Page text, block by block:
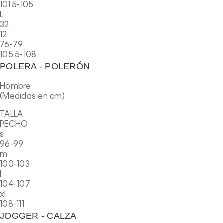
101.5-105
L
32
12
76-79
105.5-108
POLERA - POLERÓN
Hombre
(Medidas en cm)
TALLA
PECHO
s
96-99
m
100-103
104-107
xl
108-111
JOGGER - CALZA